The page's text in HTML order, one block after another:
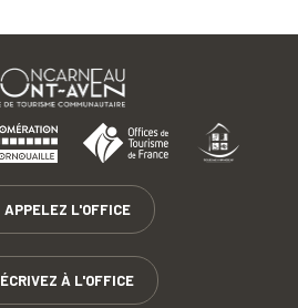
APPELEZ L'OFFICE
ÉCRIVEZ À L'OFFICE